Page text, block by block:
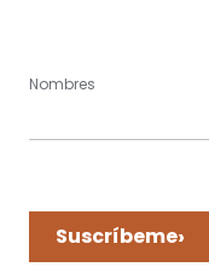
Nombres
Suscríbeme›